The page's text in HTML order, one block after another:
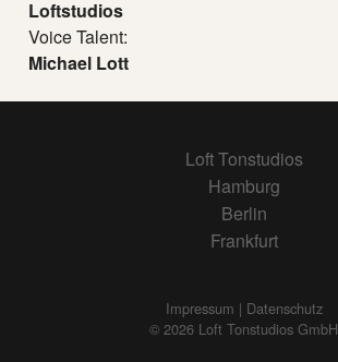
Loftstudios
Voice Talent:
Michael Lott
Loft Tonstudios
Hamburg
Berlin
Frankfurt
Impressum | Datenschutz
© 2026 Loft Tonstudios GmbH